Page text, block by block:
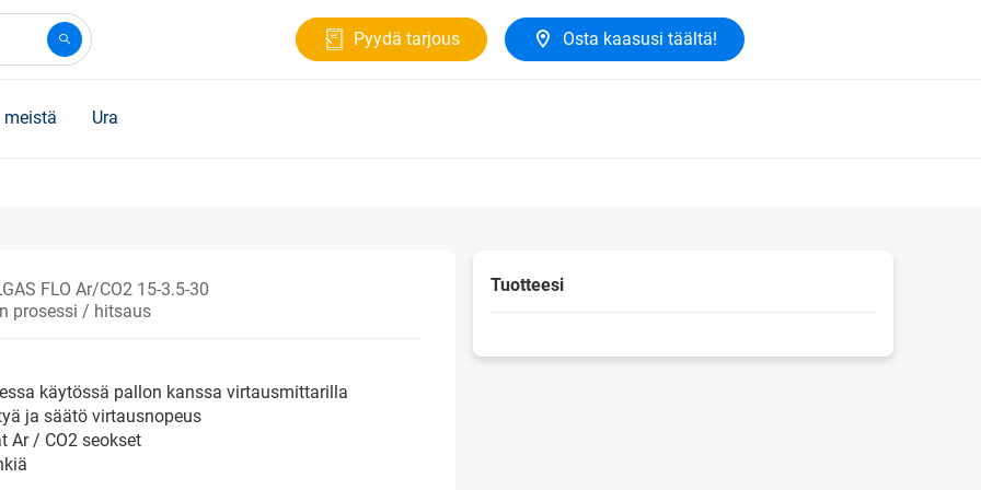
Pyydä tarjous Osta kaasusi täältä!
Ura
FLO Ar/CO2 15-3.5-30
prosessi / hitsaus
käytössä pallon kanssa virtausmittarilla
ja säätö virtausnopeus
Ar / CO2 seokset
Tuotteesi